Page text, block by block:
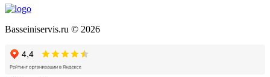
Basseiniservis.ru © 2026